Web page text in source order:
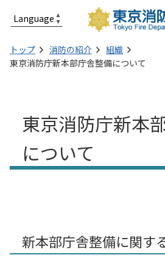
トップ 消防の紹介
組織
東京消防庁新本部庁舎整備について
東京消防庁新本
について
新本部庁舎整備に関す